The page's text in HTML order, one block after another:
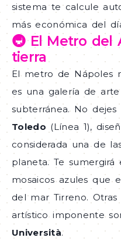
sistema te calcule
más económica del
🚇 El Metro del
tierra
El metro de Nápoles
es una galería de
subterránea. No
Toledo (Línea 1),
considerada una de
planeta. Te
mosaicos azules que
del mar Tirreno.
artístico imponente
Università.